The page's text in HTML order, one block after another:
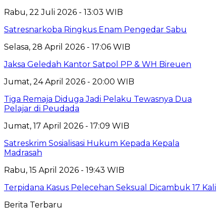
Rabu, 22 Juli 2026 - 13:03 WIB
Satresnarkoba Ringkus Enam Pengedar Sabu
Selasa, 28 April 2026 - 17:06 WIB
Jaksa Geledah Kantor Satpol PP & WH Bireuen
Jumat, 24 April 2026 - 20:00 WIB
Tiga Remaja Diduga Jadi Pelaku Tewasnya Dua
Pelajar di Peudada
Jumat, 17 April 2026 - 17:09 WIB
Satreskrim Sosialisasi Hukum Kepada Kepala
Madrasah
Rabu, 15 April 2026 - 19:43 WIB
Terpidana Kasus Pelecehan Seksual Dicambuk 17 Kali
Berita Terbaru